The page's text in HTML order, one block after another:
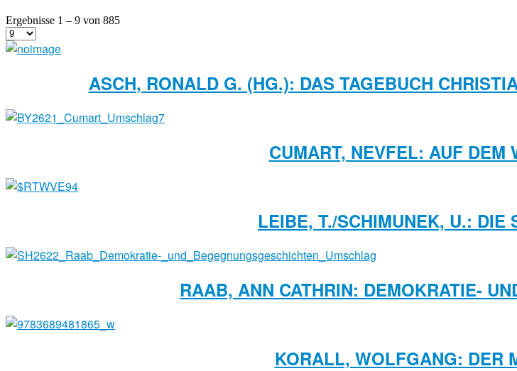
Ergebnisse 1 – 9 von 885
ASCH, RONALD G. (HG.): DAS TAGEBUCH
CUMART, NEVFEL: AUF DEM
LEIBE, T./SCHIMUNEK, U.: DIE
RAAB, ANN CATHRIN: DEMOKRATIE-
KORALL, WOLFGANG: DER